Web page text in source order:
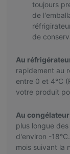
toujours
de
de
Au
rapidement au
entre 0 et 4°C
votre produit
Au congélateur
plus longue
d'environ -
mois suivant la